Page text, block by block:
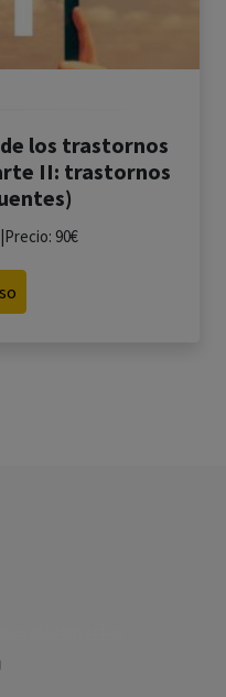
los trastornos
II: trastornos
90€